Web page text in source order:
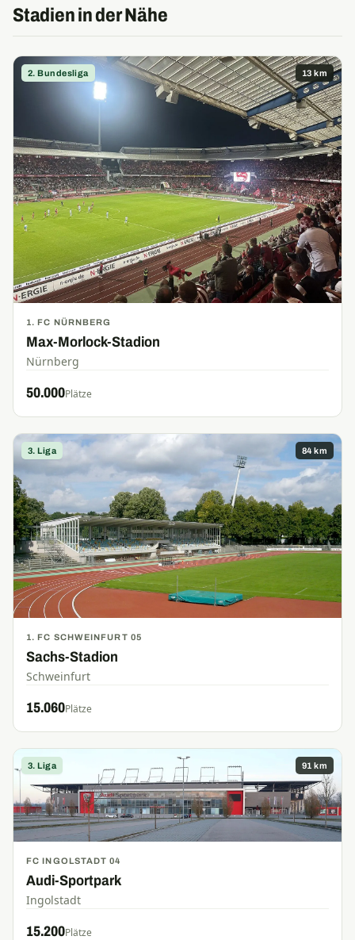
Stadien in der Nähe
2. Bundesliga 13 km
1. FC NÜRNBERG
Max-Morlock-Stadion
Nürnberg
50.000Plätze
3. Liga 84 km
1. FC SCHWEINFURT 05
Sachs-Stadion
Schweinfurt
15.060Plätze
3. Liga 91 km
FC INGOLSTADT 04
Audi-Sportpark
Ingolstadt
15.200Plätze